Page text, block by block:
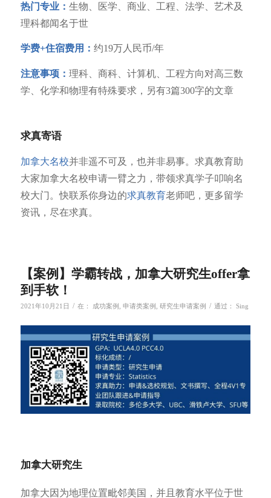
热门专业： 生物、医学、商业、工程、法学、艺术及
理科都闻名于世
学费+住宿费用： 约19万人民币/年
注意事项： 理科、商科、计算机、工程方向对高三数
学、化学和物理有特殊要求，另有3篇300字的文章
求真寄语
加拿大名校并非遥不可及，也并非易事。求真教育助
大家加拿大名校申请一臂之力，带领求真学子叩响名
校大门。快联系你身边的求真教育老师吧，更多留学
资讯，尽在求真。
【案例】学霸转战，加拿大研究生offer拿
到手软！
2021年10月21日 / 在： 成功案例 申请类案例 研究生申请案例 / 通过： Sing
加拿大研究生
加拿大因为地理位置毗邻美国，并且教育水平位于世